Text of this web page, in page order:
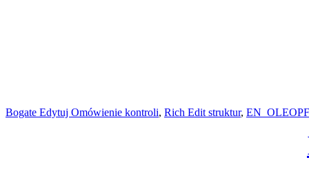
Bogate Edytuj Omówienie kontroli, Rich Edit struktur,